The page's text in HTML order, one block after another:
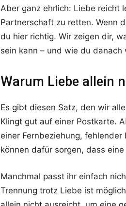
Aber ganz ehrlich: Liebe reicht
Partnerschaft zu retten. Wenn
du hier richtig. Wir zeigen dir,
sein kann – und wie du
Warum Liebe allein
Es gibt diesen Satz, den wir
Klingt gut auf einer Postkarte.
einer Fernbeziehung,
können dafür sorgen, dass
Manchmal passt ihr einfach
Trennung trotz Liebe ist